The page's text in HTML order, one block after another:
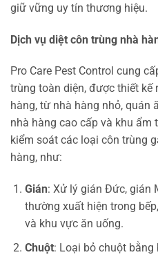
giữ vững uy tín thương hiệu.
Dịch vụ diệt côn trùng nhà
Pro Care Pest Control cung
trùng toàn diện, được thiết kế
hàng, từ nhà hàng nhỏ, quán
nhà hàng cao cấp và khu ẩm
kiểm soát các loại côn trùng
hàng, như:
Gián: Xử lý gián Đức, gián
thường xuất hiện trong
và khu vực ăn uống.
Chuột: Loại bỏ chuột bằng